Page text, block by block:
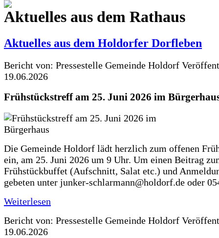
Aktuelles aus dem Rathaus
Aktuelles aus dem Holdorfer Dorfleben
Bericht von: Pressestelle Gemeinde Holdorf
19.06.2026
Frühstückstreff am 25. Juni 2026 im
Die Gemeinde Holdorf lädt herzlich zum offenen
ein, am 25. Juni 2026 um 9 Uhr. Um einen Beitrag
Frühstückbuffet (Aufschnitt, Salat etc.) und
gebeten unter junker-schlarmann@holdorf.de oder
Weiterlesen
Bericht von: Pressestelle Gemeinde Holdorf
19.06.2026